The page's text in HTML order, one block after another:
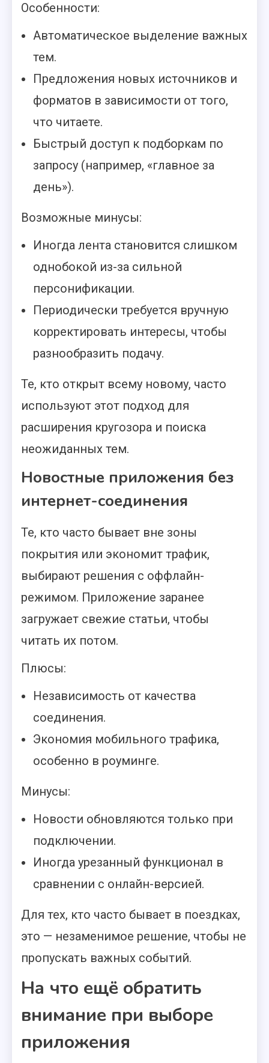
Особенности:
Автоматическое выделение важных
тем.
Предложения новых источников и
форматов в зависимости от того,
что читаете.
Быстрый доступ к подборкам по
запросу (например, «главное за
день»).
Возможные минусы:
Иногда лента становится слишком
однобокой из-за сильной
персонификации.
Периодически требуется вручную
корректировать интересы, чтобы
разнообразить подачу.
Те, кто открыт всему новому, часто
используют этот подход для
расширения кругозора и поиска
неожиданных тем.
Новостные приложения без
интернет-соединения
Те, кто часто бывает вне зоны
покрытия или экономит трафик,
выбирают решения с оффлайн-
режимом. Приложение заранее
загружает свежие статьи, чтобы
читать их потом.
Плюсы:
Независимость от качества
соединения.
Экономия мобильного трафика,
особенно в роуминге.
Минусы:
Новости обновляются только при
подключении.
Иногда урезанный функционал в
сравнении с онлайн-версией.
Для тех, кто часто бывает в поездках,
это — незаменимое решение, чтобы не
пропускать важных событий.
На что ещё обратить
внимание при выборе
приложения